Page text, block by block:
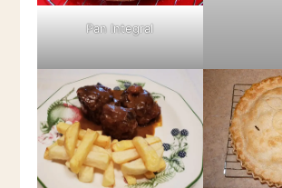
Pan Integral